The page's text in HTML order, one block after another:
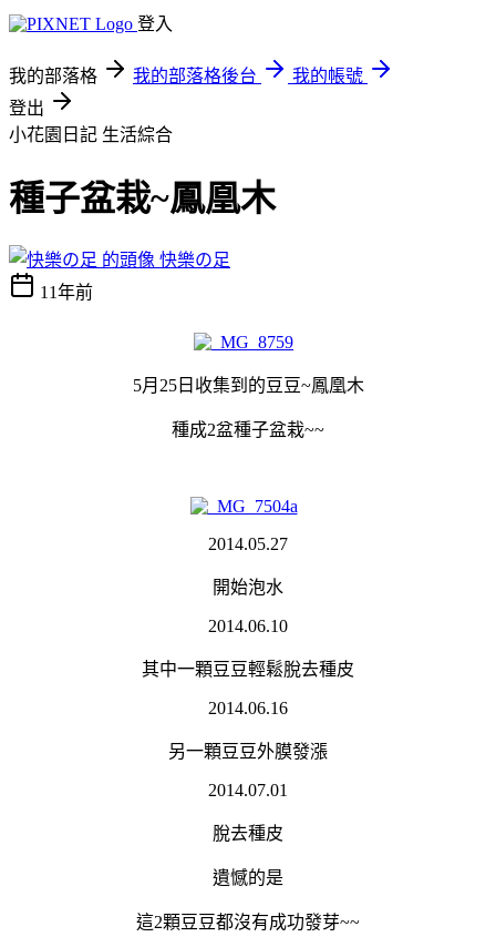
登入
我的部落格 我的部落格後台
我的帳號
登出
小花園日記 生活綜合
種子盆栽~鳳凰木
快樂の足
11年前
5月25日收集到的豆豆~鳳凰木
種成2盆種子盆栽~~
2014.05.27
開始泡水
2014.06.10
其中一顆豆豆輕鬆脫去種皮
2014.06.16
另一顆豆豆外膜發漲
2014.07.01
脫去種皮
遺憾的是
這2顆豆豆都沒有成功發芽~~